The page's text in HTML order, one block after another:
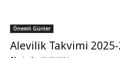
Önemli Günler
Alevilik Takvimi